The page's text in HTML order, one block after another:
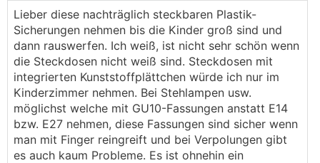
Lieber diese nachträglich steckbaren Plastik-
Sicherungen nehmen bis die Kinder groß sind und
dann rauswerfen. Ich weiß, ist nicht sehr schön wenn
die Steckdosen nicht weiß sind. Steckdosen mit
integrierten Kunststoffplättchen würde ich nur im
Kinderzimmer nehmen. Bei Stehlampen usw.
möglichst welche mit GU10-Fassungen anstatt E14
bzw. E27 nehmen, diese Fassungen sind sicher wenn
man mit Finger reingreift und bei Verpolungen gibt
es auch kaum Probleme. Es ist ohnehin ein